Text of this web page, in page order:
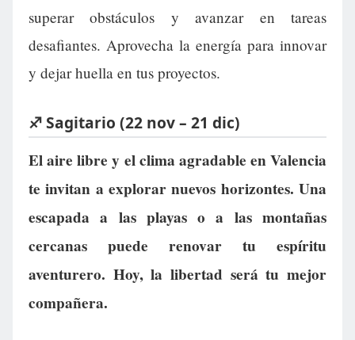
superar obstáculos y avanzar en tareas
desafiantes. Aprovecha la energía para innovar
y dejar huella en tus proyectos.
♐ Sagitario (22 nov – 21 dic)
El aire libre y el clima agradable en Valencia
te invitan a explorar nuevos horizontes. Una
escapada a las playas o a las montañas
cercanas puede renovar tu espíritu
aventurero. Hoy, la libertad será tu mejor
compañera.